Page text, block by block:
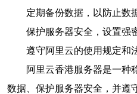
定期备份数据，以防止数
保护服务器安全，设置强
遵守阿里云的使用规定和
阿里云香港服务器是一种
数据、保护服务器安全，并遵